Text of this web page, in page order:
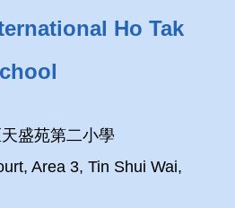
Ho Tak
盛苑第二小學
Area 3, Tin Shui Wai,